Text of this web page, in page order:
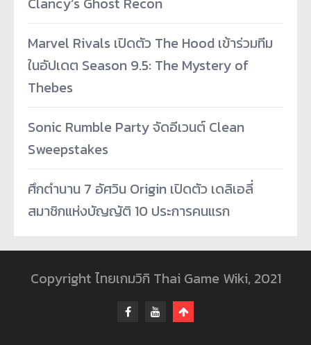
Marvel Rivals เปิดตัว The Hood เข้าร่วมทีม
ในอัปเดต Season 9.5: The Mystery of
Thebes
Sonic Rumble Party จัดอีเวนต์ Clean
Sweepstakes
ศึกตำนาน 7 อัศวิน Origin เปิดตัว เดลิเอลี่
สมาชิกแห่งบัญญัติ 10 ประการคนแรก
Copyright ไทยเกมวิกิ Thai Game Wiki, 2021